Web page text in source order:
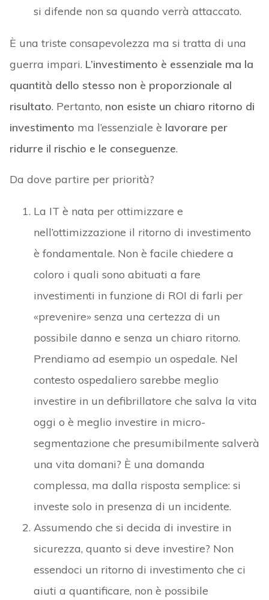
si difende non sa quando verrà attaccato.
È una triste consapevolezza ma si tratta di una
guerra impari. L’investimento è essenziale ma la
quantità dello stesso non è proporzionale al
risultato. Pertanto, non esiste un chiaro ritorno di
investimento ma l’essenziale è lavorare per
ridurre il rischio e le conseguenze.
Da dove partire per priorità?
La IT è nata per ottimizzare e
nell’ottimizzazione il ritorno di investimento
è fondamentale. Non è facile chiedere a
coloro i quali sono abituati a fare
investimenti in funzione di ROI di farli per
«prevenire» senza una certezza di un
possibile danno e senza un chiaro ritorno.
Prendiamo ad esempio un ospedale. Nel
contesto ospedaliero sarebbe meglio
investire in un defibrillatore che salva la vita
oggi o è meglio investire in micro-
segmentazione che presumibilmente salverà
una vita domani? È una domanda
complessa, ma dalla risposta semplice: si
investe solo in presenza di un incidente.
Assumendo che si decida di investire in
sicurezza, quanto si deve investire? Non
essendoci un ritorno di investimento che ci
aiuti a quantificare, non è possibile